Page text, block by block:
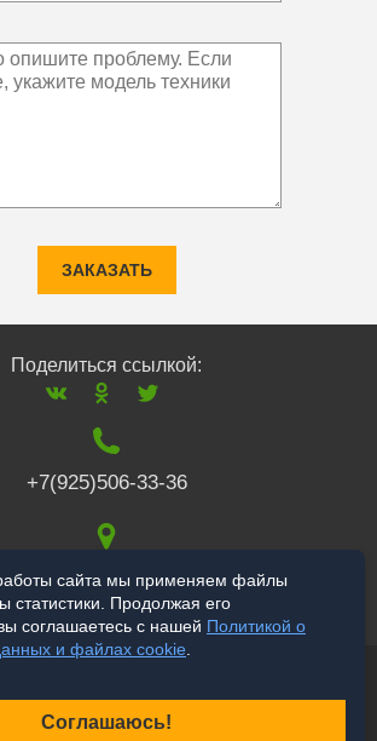
ЗАКАЗАТЬ
Поделиться ссылкой:
+7(925)506-33-36
117519,г. Москва,
Варшавское ш., 132
Продвижение сайта
сайта мы применяем файлы
статистики. Продолжая его
соглашаетесь с нашей Политикой о
и файлах cookie
Соглашаюсь!